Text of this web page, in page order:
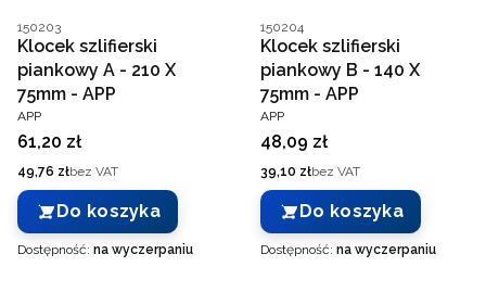
Kod producenta
150203
Klocek szlifierski
piankowy A - 210 X
75mm - APP
PRODUCENT
APP
Cena
61,20 zł
Cena
49,76 złbez VAT
Do koszyka
Dostępność: na wyczerpaniu
Kod producenta
150204
Klocek szlifierski
piankowy B - 140 X
75mm - APP
PRODUCENT
APP
Cena
48,09 zł
Cena
39,10 złbez VAT
Do koszyka
Dostępność: na wyczerpaniu